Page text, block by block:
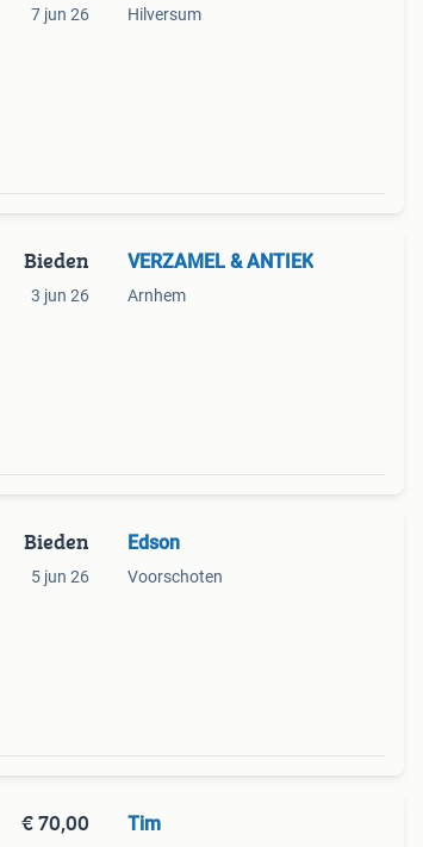
7 jun 26 Hilversum
Bieden
3 jun 26
VERZAMEL & ANTIEK
Arnhem
Bieden
5 jun 26
Edson
Voorschoten
€ 70,00 Tim